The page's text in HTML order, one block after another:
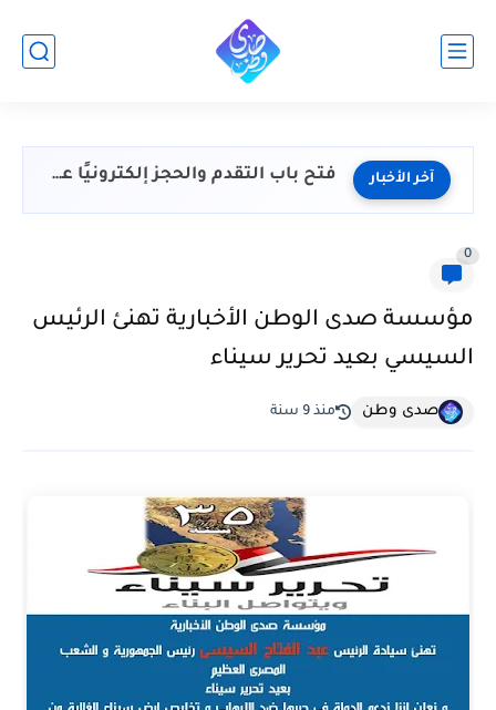
آخر الأخبار فتح باب التقدم والحجز إلكترونيًا عبر منصة مصر الصناعية الرقمية...
0
مؤسسة صدى الوطن الأخبارية تهنئ الرئيس
السيسي بعيد تحرير سيناء
صدى وطن منذ 9 سنة